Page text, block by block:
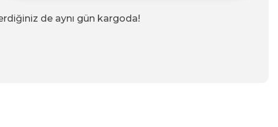
de aynı gün kargoda!